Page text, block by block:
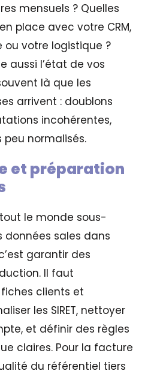
mensuels ? Quelles
place avec votre CRM,
ou votre logistique ?
aussi l’état de vos
là que les
arrivent : doublons
incohérentes,
normalisés.
et préparation
le monde sous-
données sales dans
garantir des
Il faut
clients et
les SIRET, nettoyer
et définir des règles
claires. Pour la facture
du référentiel tiers